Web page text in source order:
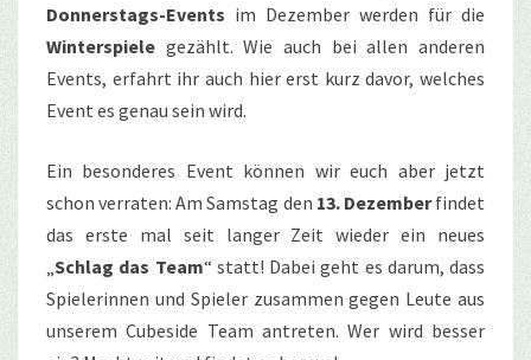
Donnerstags-Events im Dezember werden für die
Winterspiele gezählt. Wie auch bei allen anderen
Events, erfahrt ihr auch hier erst kurz davor, welches
Event es genau sein wird.
Ein besonderes Event können wir euch aber jetzt
schon verraten: Am Samstag den 13. Dezemberfindet
das erste mal seit langer Zeit wieder ein neues
Schlag das Team“ statt! Dabei geht es darum, dass
Spielerinnen und Spieler zusammen gegen Leute aus
unserem Cubeside Team antreten. Wer wird besser